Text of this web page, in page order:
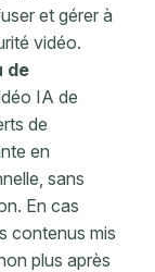
et gérer à
vidéo.
de
IA de
de
en
sans
En cas
contenus mis
plus après